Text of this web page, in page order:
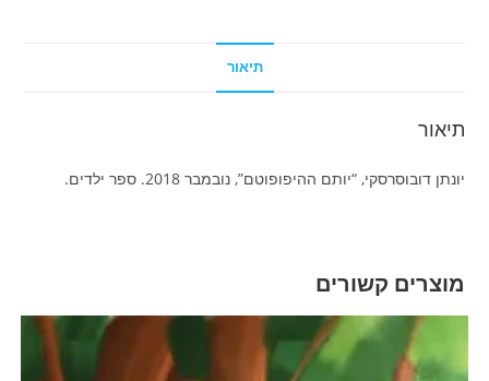
תיאור
תיאור
יונתן דובוסרסקי, “יותם ההיפופוטם”, נובמבר 2018. ספר ילדים.
מוצרים קשורים